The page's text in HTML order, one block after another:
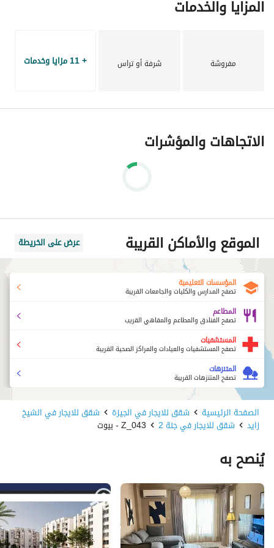
تعتمد OR INVESTMENT على فهم عميق لسوق العقارات في
استثمارية ناجحة تلبي احتياجاتهم وتحقق أهدافهم.
المزايا والخدمات
مفروشة شرفة أو تراس + 11 مزايا وخدمات
الاتجاهات والمؤشرات
الموقع والأماكن القريبة عرض على الخريطة
المؤسسات التعليمية
تصفح المدارس والكليات والجامعات القريبة
المطاعم
تصفح الفنادق والمطاعم والمقاهي القريب
المستشفيات
تصفح المستشفيات والعيادات والمراكز الصحية القريبة
المتنزهات
تصفح المتنزهات القريبة
الصفحة الرئيسية شقق للايجار في الجيزة شقق للايجار في الشيخ
زايد شقق للايجار في جنة 2 Z_043 - بيوت
يُنصح به